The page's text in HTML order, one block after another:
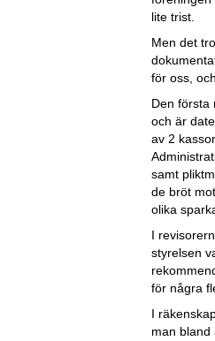
lite trist.
Men det
för oss,
Den första
och är
av 2
samt
de bröt
olika
I
styrelsen
för några
I
man bland